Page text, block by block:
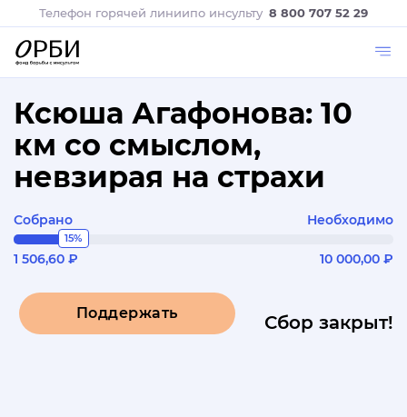
Телефон горячей линиипо инсульту 8 800 707 52 29
Ксюша Агафонова: 10
км со смыслом,
невзирая на страхи
Собрано Необходимо
15%
1 506,60 ₽ 10 000,00 ₽
Поддержать Сбор закрыт!